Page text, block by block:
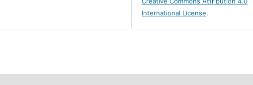
International License.